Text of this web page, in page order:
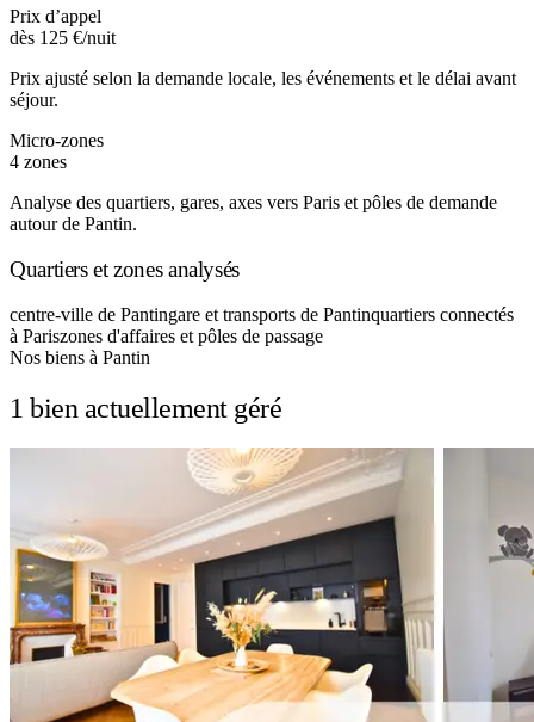
Prix d’appel
dès 125 €/nuit
Prix ajusté selon la demande locale, les événements et le délai avant
séjour.
Micro-zones
4 zones
Analyse des quartiers, gares, axes vers Paris et pôles de demande
autour de Pantin.
Quartiers et zones analysés
centre-ville de Pantingare et transports de Pantinquartiers connectés
à Pariszones d'affaires et pôles de passage
Nos biens à Pantin
1 bien actuellement géré